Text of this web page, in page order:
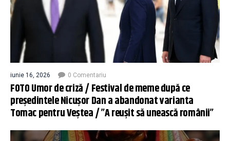
iunie 16, 2026 0 Comentariu
FOTO Umor de criză / Festival de meme după ce
președintele Nicușor Dan a abandonat varianta
Tomac pentru Veștea / ”A reușit să unească românii”